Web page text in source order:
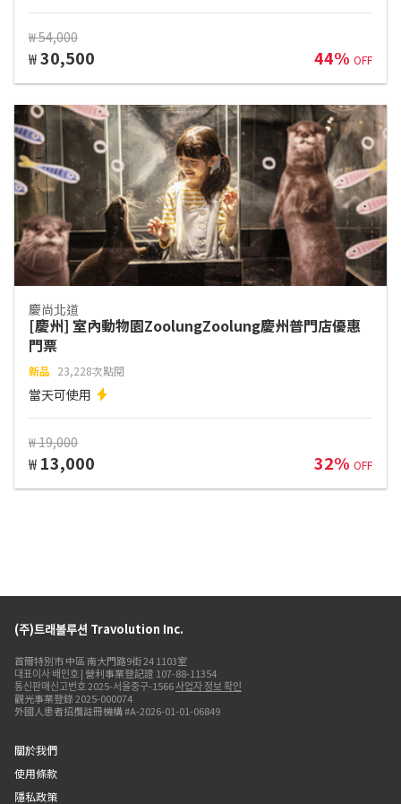
₩ 54,000
₩30,500 44% OFF
慶尚北道
[慶州] 室內動物園ZoolungZoolung慶州普門店優惠
門票
新品 23,228次點閱
當天可使用
₩ 19,000
₩ 13,000 32% OFF
(주)트래볼루션 Travolution Inc.
首爾特別市 中區 南大門路9街 24 1103室
대표이사 배인호 | 營利事業登記證 107-88-11354
통신판매신고번호 2025-서울중구-1566사업자 정보 확인
觀光事業登錄 2025-000074
外國人患者招攬註冊機構 #A-2026-01-01-06849
關於我們
使用條款
隱私政策